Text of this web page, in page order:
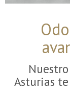
Clínica
Asturias